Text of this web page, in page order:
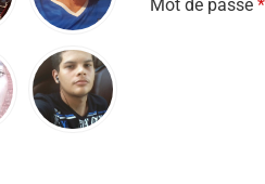
Mot de passe *